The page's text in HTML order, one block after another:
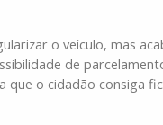
o veículo, mas
de
o cidadão consiga